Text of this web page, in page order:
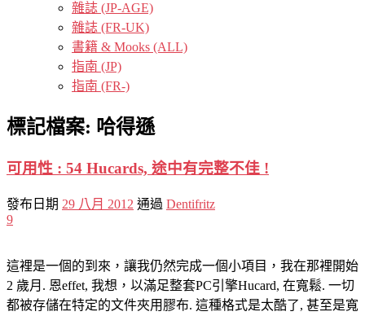
雜誌 (JP-AGE)
雜誌 (FR-UK)
書籍 & Mooks (ALL)
指南 (JP)
指南 (FR-)
標記檔案: 哈得遜
可用性 : 54 Hucards, 途中有完整不佳 !
發布日期 29 八月 2012 通過 Dentifritz
9
這裡是一個的到來，讓我仍然完成一個小項目，我在那裡開始
2 歲月. 恩effet, 我想，以滿足整套PC引擎Hucard, 在寬鬆. 一切
都被存儲在特定的文件夾用膠布. 這種格式是太酷了, 甚至是寬